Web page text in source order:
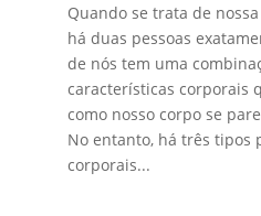
Quando se trata de
há duas pessoas
de nós tem uma
características corporais
como nosso corpo se
No entanto, há três tipos
corporais...